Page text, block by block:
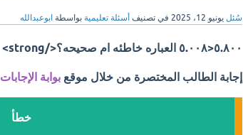
سُئل يونيو 12، 2025 في تصنيف أسئلة تعليمية بواسطة ابوعبدالله
٥.٨٠٠<٥.٠٠٨ العباره خاطئه ام صحيحه؟</strong>
إجابة الطالب المختصرة من خلال موقع بوابة الإجابات
خطأ